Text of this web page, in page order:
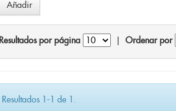
Resultados por página Ordenar por
Resultados 1-1 de 1.